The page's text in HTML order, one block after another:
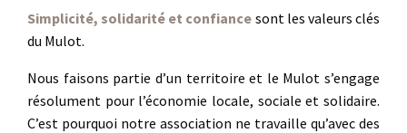
Simplicité, solidarité et confiance sont les valeurs clés
du Mulot.
Nous faisons partie d’un territoire et le Mulot s’engage
résolument pour l’économie locale, sociale et solidaire.
C’est pourquoi notre association ne travaille qu’avec des